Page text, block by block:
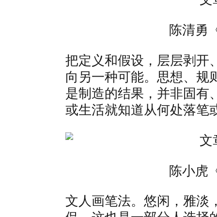
陈清勇
把定义和假设，层层剥开
向另一种可能。思想、
是制造的结果，并非固有
或生活就知道从何处落笔
陈小虎
文人画笔法。悠闲，雅淡